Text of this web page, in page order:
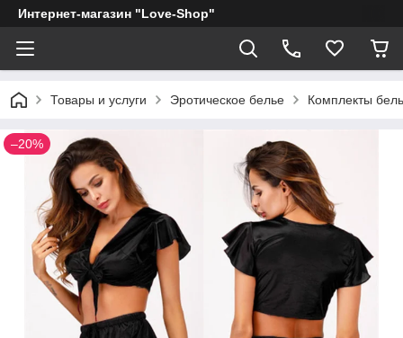
Интернет-магазин "Love-Shop"
Товары и услуги Эротическое белье Комплекты
–20%